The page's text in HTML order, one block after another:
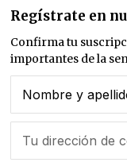
Regístrate en
Confirma tu
importantes de la